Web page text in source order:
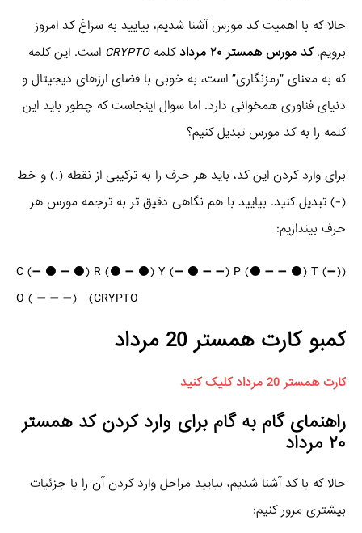
حالا که با اهمیت کد مورس آشنا شدیم، بیایید به سراغ کد امروز
برویم.کد مورس همستر ۲۰ مرداد کلمهCRYPTO است. این کلمه
که به معنای “رمزنگاری” است، به خوبی با فضای ارزهای دیجیتال و
دنیای فناوری همخوانی دارد. اما سوال اینجاست که چطور باید این
کلمه را به کد مورس تبدیل کنیم؟
برای وارد کردن این کد، باید هر حرف را به ترکیبی از نقطه (.) و خط
(-) تبدیل کنید. بیایید با هم نگاهی دقیق تر به ترجمه مورس هر
حرف بیندازیم:
(C (➖ ⚫️ ➖ ⚫️) R (⚫️ ➖ ⚫️) Y (➖ ⚫️ ➖ ➖) P (⚫️ ➖ ➖ ⚫️) T (➖)
O ( ➖ ➖ ➖) (CRYPTO
کمبو کارت همستر 20 مرداد
کارت همستر 20 مرداد کلیک کنید
راهنمای گام به گام برای وارد کردنکد همستر
۲۰ مرداد
حالا که با کد آشنا شدیم، بیایید مراحل وارد کردن آن را با جزئیات
بیشتری مرور کنیم: